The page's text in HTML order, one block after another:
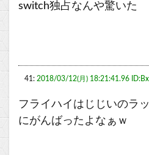
switch独占なんや驚いた
41: 2018/03/12(月) 18:21:41.96
フライハイはじじいのラ
にがんばったよなぁｗ